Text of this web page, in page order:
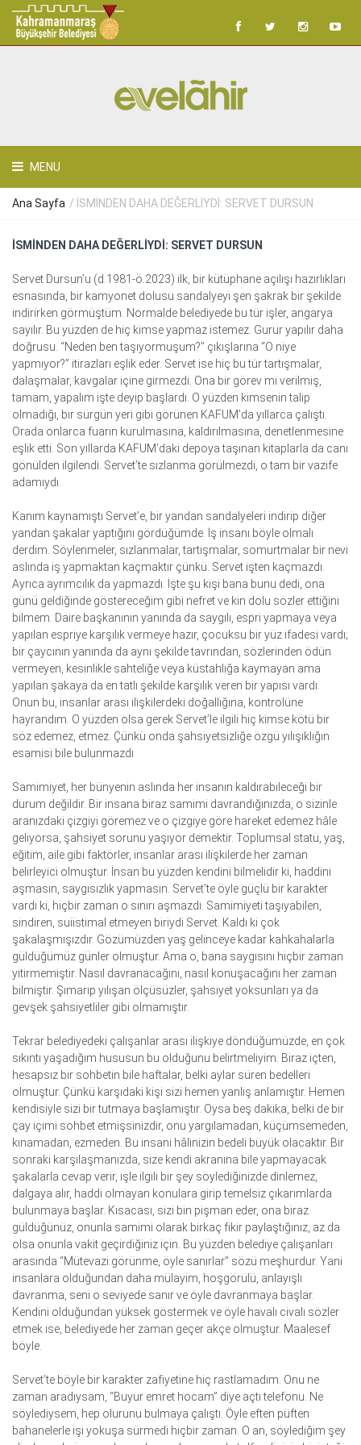
MENU
Ana Sayfa / İSMİNDEN DAHA DEĞERLİYDİ: SERVET DURSUN
İSMİNDEN DAHA DEĞERLİYDİ: SERVET DURSUN
Servet Dursun’u (d.1981-ö.2023) ilk, bir kütüphane açılışı hazırlıkları
esnasında, bir kamyonet dolusu sandalyeyi şen şakrak bir şekilde
indirirken görmüştüm. Normalde belediyede bu tür işler, angarya
sayılır. Bu yüzden de hiç kimse yapmaz istemez. Gurur yapılır daha
doğrusu. “Neden ben taşıyormuşum?” çıkışlarına “O niye
yapmıyor?” itirazları eşlik eder. Servet ise hiç bu tür tartışmalar,
dalaşmalar, kavgalar içine girmezdi. Ona bir görev mi verilmiş,
tamam, yapalım işte deyip başlardı. O yüzden kimsenin talip
olmadığı, bir sürgün yeri gibi görünen KAFUM’da yıllarca çalıştı.
Orada onlarca fuarın kurulmasına, kaldırılmasına, denetlenmesine
eşlik etti. Son yıllarda KAFUM’daki depoya taşınan kitaplarla da canı
gönülden ilgilendi. Servet’te sızlanma görülmezdi, o tam bir vazife
adamıydı.
Kanım kaynamıştı Servet’e, bir yandan sandalyeleri indirip diğer
yandan şakalar yaptığını gördüğümde. İş insanı böyle olmalı
derdim. Söylenmeler, sızlanmalar, tartışmalar, somurtmalar bir nevi
aslında iş yapmaktan kaçmaktır çünkü. Servet işten kaçmazdı.
Ayrıca ayrımcılık da yapmazdı. İşte şu kişi bana bunu dedi, ona
günü geldiğinde göstereceğim gibi nefret ve kin dolu sözler ettiğini
bilmem. Daire başkanının yanında da saygılı, espri yapmaya veya
yapılan espriye karşılık vermeye hazır, çocuksu bir yüz ifadesi vardı;
bir çaycının yanında da aynı şekilde tavrından, sözlerinden ödün
vermeyen, kesinlikle sahteliğe veya küstahlığa kaymayan ama
yapılan şakaya da en tatlı şekilde karşılık veren bir yapısı vardı.
Onun bu, insanlar arası ilişkilerdeki doğallığına, kontrolüne
hayrandım. O yüzden olsa gerek Servet’le ilgili hiç kimse kötü bir
söz edemez, etmez. Çünkü onda şahsiyetsizliğe özgü yılışıklığın
esamisi bile bulunmazdı
Samimiyet, her bünyenin aslında her insanın kaldırabileceği bir
durum değildir. Bir insana biraz samimi davrandığınızda, o sizinle
aranızdaki çizgiyi göremez ve o çizgiye göre hareket edemez hâle
geliyorsa, şahsiyet sorunu yaşıyor demektir. Toplumsal statü, yaş,
eğitim, aile gibi faktörler, insanlar arası ilişkilerde her zaman
belirleyici olmuştur. İnsan bu yüzden kendini bilmelidir ki, haddini
aşmasın, saygısızlık yapmasın. Servet'te öyle güçlü bir karakter
vardı ki, hiçbir zaman o sınırı aşmazdı. Samimiyeti taşıyabilen,
sindiren, suiistimal etmeyen biriydi Servet. Kaldı ki çok
şakalaşmışızdır. Gözümüzden yaş gelinceye kadar kahkahalarla
güldüğümüz günler olmuştur. Ama o, bana saygısını hiçbir zaman
yitirmemiştir. Nasıl davranacağını, nasıl konuşacağını her zaman
bilmiştir. Şımarıp yılışan ölçüsüzler, şahsiyet yoksunları ya da
gevşek şahsiyetliler gibi olmamıştır.
Tekrar belediyedeki çalışanlar arası ilişkiye döndüğümüzde, en çok
sıkıntı yaşadığım hususun bu olduğunu belirtmeliyim. Biraz içten,
hesapsız bir sohbetin bile haftalar, belki aylar süren bedelleri
olmuştur. Çünkü karşıdaki kişi sizi hemen yanlış anlamıştır. Hemen
kendisiyle sizi bir tutmaya başlamıştır. Oysa beş dakika, belki de bir
çay içimi sohbet etmişsinizdir, onu yargılamadan, küçümsemeden,
kınamadan, ezmeden. Bu insani hâlinizin bedeli büyük olacaktır. Bir
sonraki karşılaşmanızda, size kendi akranına bile yapmayacak
şakalarla cevap verir, işle ilgili bir şey söylediğinizde dinlemez,
dalgaya alır, haddi olmayan konulara girip temelsiz çıkarımlarda
bulunmaya başlar. Kısacası, sizi bin pişman eder, ona biraz
güldüğünüz, onunla samimi olarak birkaç fikir paylaştığınız, az da
olsa onunla vakit geçirdiğiniz için. Bu yüzden belediye çalışanları
arasında “Mütevazi görünme, öyle sanırlar” sözü meşhurdur. Yani
insanlara olduğundan daha mülayim, hoşgörülü, anlayışlı
davranma, seni o seviyede sanır ve öyle davranmaya başlar.
Kendini olduğundan yüksek göstermek ve öyle havalı civalı sözler
etmek ise, belediyede her zaman geçer akçe olmuştur. Maalesef
böyle.
Servet’te böyle bir karakter zafiyetine hiç rastlamadım. Onu ne
zaman aradıysam, “Buyur emret hocam” diye açtı telefonu. Ne
söylediysem, hep olurunu bulmaya çalıştı. Öyle eften püften
bahanelerle işi yokuşa sürmedi hiçbir zaman. O an, söylediğim şey